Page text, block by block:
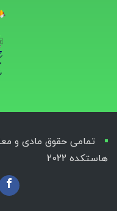
تمامی حقوق مادی و
هاستکده 2022